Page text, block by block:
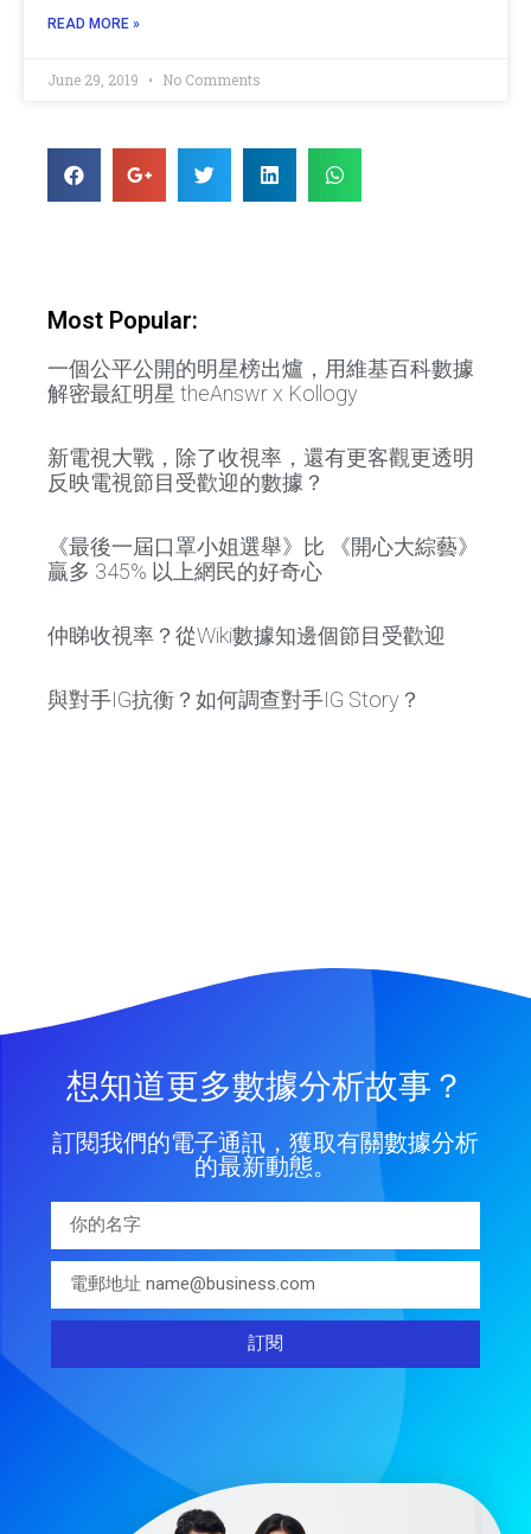
READ MORE »
June 29, 2019 No Comments
Most Popular:
一個公平公開的明星榜出爐，用維基百科數據
解密最紅明星 theAnswr x Kollogy
新電視大戰，除了收視率，還有更客觀更透明
反映電視節目受歡迎的數據？
《最後一屆口罩小姐選舉》比 《開心大綜藝》
贏多 345% 以上網民的好奇心
仲睇收視率？從Wiki數據知邊個節目受歡迎
與對手IG抗衡？如何調查對手IG Story？
想知道更多數據分析故事？
訂閱我們的電子通訊，獲取有關數據分析
的最新動態。
訂閱